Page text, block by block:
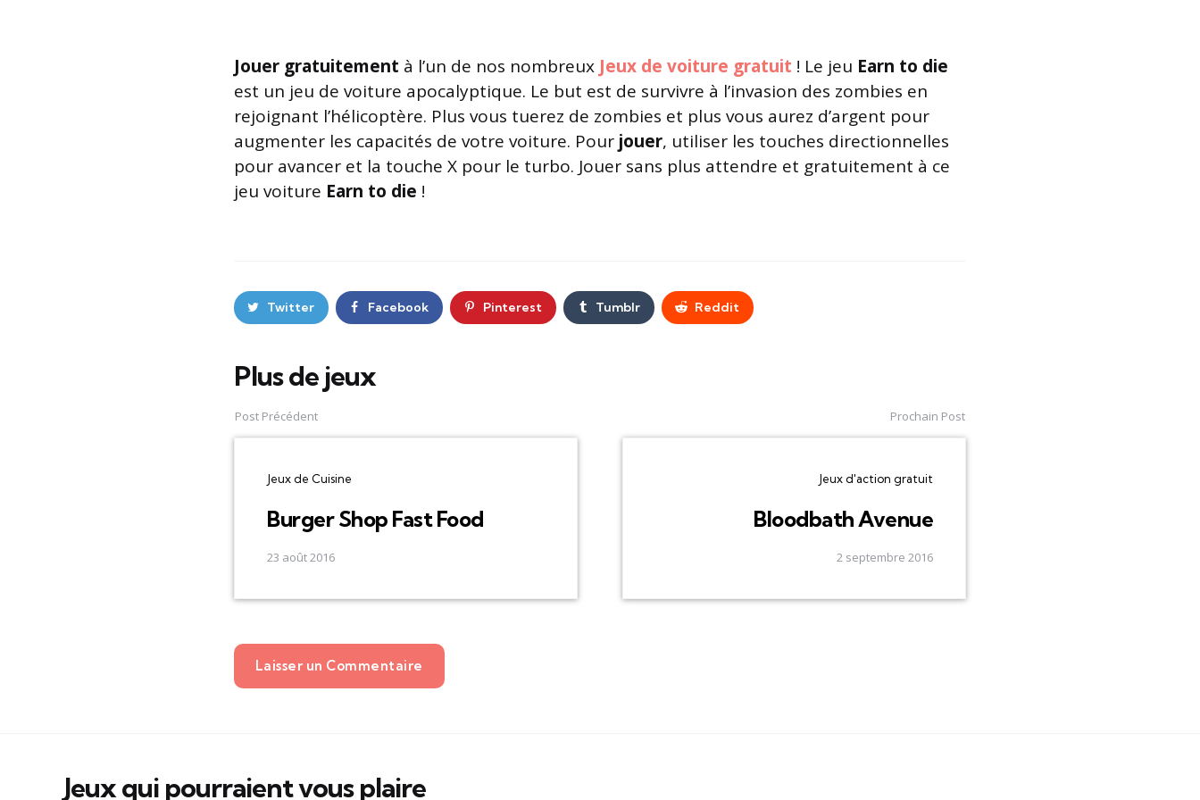
Jouer gratuitement à l’un de nos nombreux Jeux de voiture gratuit ! Le jeu Earn to die
est un jeu de voiture apocalyptique. Le but est de survivre à l’invasion des zombies en
rejoignant l’hélicoptère. Plus vous tuerez de zombies et plus vous aurez d’argent pour
augmenter les capacités de votre voiture. Pour jouer, utiliser les touches directionnelles
pour avancer et la touche X pour le turbo. Jouer sans plus attendre et gratuitement à ce
jeu voiture Earn to die !
Twitter Facebook Pinterest Tumblr Reddit
Plus de jeux
Post
navigation
Post Précédent
Jeux de Cuisine
Burger Shop Fast Food
23 août 2016
Prochain Post
Jeux d'action gratuit
Bloodbath Avenue
2 septembre 2016
Laisser un Commentaire
Jeux qui pourraient vous plaire